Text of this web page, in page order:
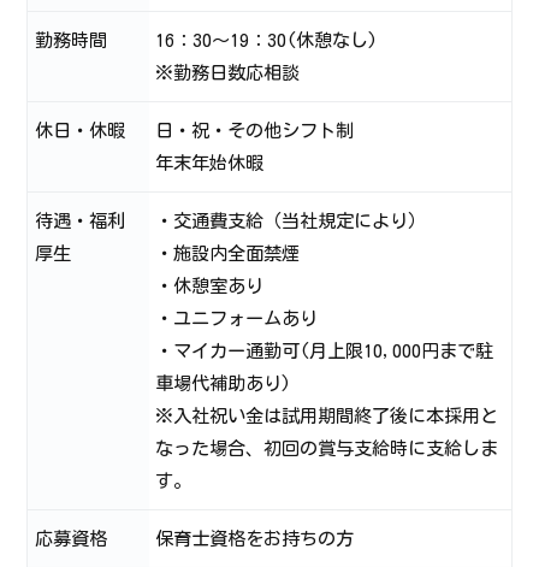
勤務時間
16：30～19：30(休憩なし)
※勤務日数応相談
休日・休暇
日・祝・その他シフト制
年末年始休暇
待遇・福利
厚生
・交通費支給（当社規定により）
・施設内全面禁煙
・休憩室あり
・ユニフォームあり
・マイカー通勤可(月上限10,000円まで駐
車場代補助あり)
※入社祝い金は試用期間終了後に本採用と
なった場合、初回の賞与支給時に支給しま
す。
応募資格 保育士資格をお持ちの方